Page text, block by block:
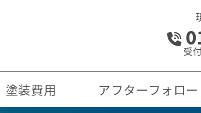
受
塗装費用 アフターフォロー